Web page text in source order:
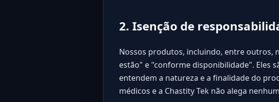
2. Isenção de
Nossos produtos, incluindo, entre outros,
estão" e "conforme disponibilidade". Eles
entendem a natureza e a finalidade do
médicos e a Chastity Tek não alega